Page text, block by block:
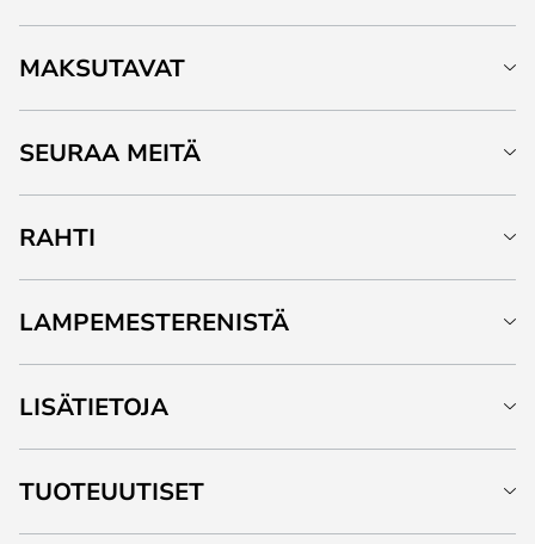
MAKSUTAVAT
SEURAA MEITÄ
RAHTI
LAMPEMESTERENISTÄ
LISÄTIETOJA
TUOTEUUTISET